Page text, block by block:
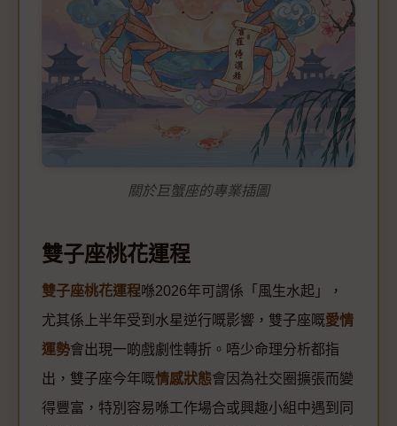
關於巨蟹座的專業插圖
雙子座桃花運程
雙子座桃花運程喺2026年可謂係「風生水起」，
尤其係上半年受到水星逆行嘅影響，雙子座嘅愛情
運勢會出現一啲戲劇性轉折。唔少命理分析都指
出，雙子座今年嘅情感狀態會因為社交圈擴張而變
得豐富，特別容易喺工作場合或興趣小組中遇到同